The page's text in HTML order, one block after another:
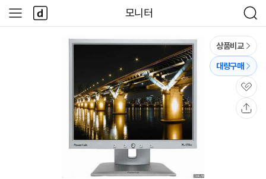
모니터
검
색
사
이
다
나
와
상품비교
대량구매
관
심